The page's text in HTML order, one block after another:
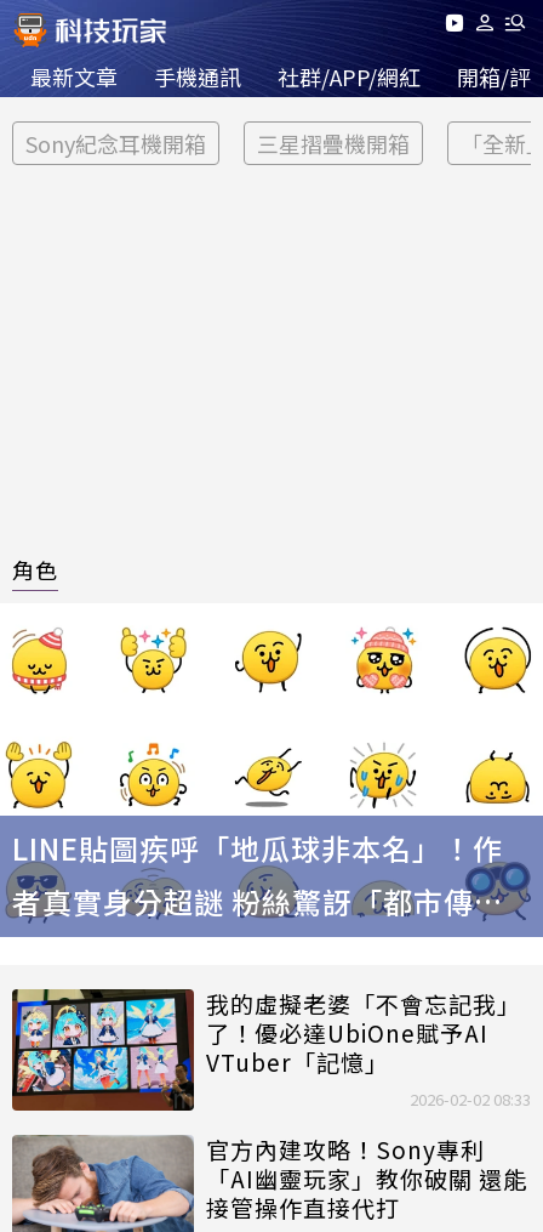
最新文章 手機通訊 社群/APP/網紅 開箱/評
Sony紀念耳機開箱 三星摺疊機開箱 「全新
角色
LINE貼圖疾呼「地瓜球非本名」！作
者真實身分超謎 粉絲驚訝「都市傳
我的虛擬老婆「不會忘記我」
了！優必達UbiOne賦予AI
VTuber「記憶」
2026-02-02 08:33
官方內建攻略！Sony專利
「AI幽靈玩家」教你破關 還能
接管操作直接代打